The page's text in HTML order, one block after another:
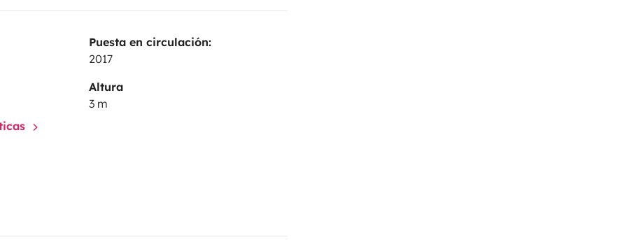
Puesta en circulación:
2017
Altura
3 m